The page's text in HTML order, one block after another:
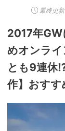
最終更新
2017年
めオンラ
とも9連休
作】おすす